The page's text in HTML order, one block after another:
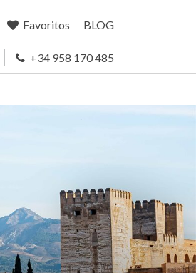
Favoritos BLOG
+34 958 170 485